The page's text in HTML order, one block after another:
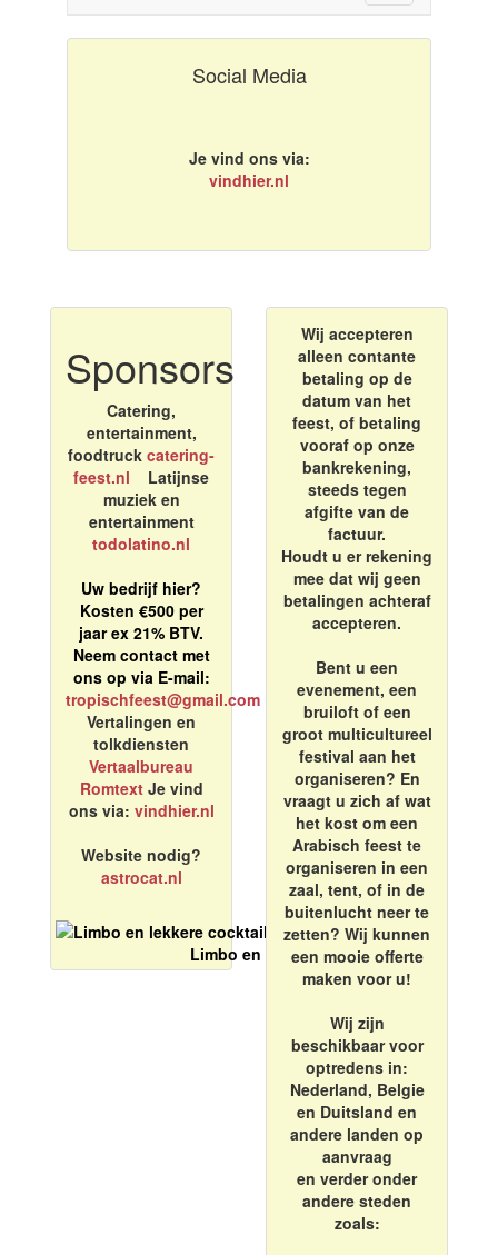
navigation
Social Media
Je vind ons via:
vindhier.nl
Sponsors
Catering,
entertainment,
foodtruck catering-
feest.nl Latijnse
muziek en
entertainment
todolatino.nl
Uw bedrijf hier?
Kosten €500 per
jaar ex 21% BTV.
Neem contact met
ons op via E-mail:
tropischfeest@gmail.com
Vertalingen en
tolkdiensten
Vertaalbureau
RomtextJe vind
ons via: vindhier.nl
Website nodig?
astrocat.nl
Limbo en lekkere cocktails
Wij accepteren
alleen contante
betaling op de
datum van het
feest, of betaling
vooraf op onze
bankrekening,
steeds tegen
afgifte van de
factuur.
Houdt u er rekening
mee dat wij geen
betalingen achteraf
accepteren.
Bent u een
evenement, een
bruiloft of een
groot multicultureel
festival aan het
organiseren? En
vraagt u zich af wat
het kost om een
Arabisch feest te
organiseren in een
zaal, tent, of in de
buitenlucht neer te
zetten? Wij kunnen
een mooie offerte
maken voor u!
Wij zijn
beschikbaar voor
optredens in:
Nederland, Belgie
en Duitsland en
andere landen op
aanvraag
en verder onder
andere steden
zoals: